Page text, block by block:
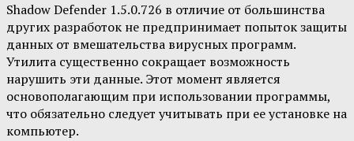
Shadow Defender 1.5.0.726 в отличие от большинства
других разработок не предпринимает попыток защиты
данных от вмешательства вирусных программ.
Утилита существенно сокращает возможность
нарушить эти данные. Этот момент является
основополагающим при использовании программы,
что обязательно следует учитывать при ее установке на
компьютер.